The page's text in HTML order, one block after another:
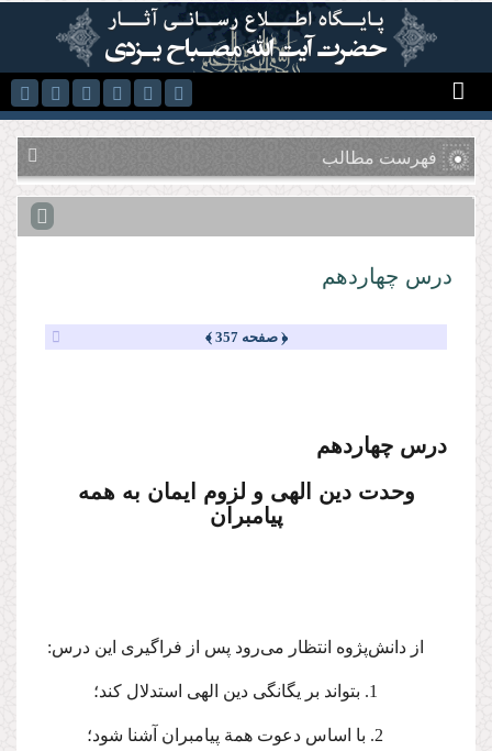
رفتن به محتوای اصلی
فهرست مطالب
درس چهاردهم
﴿ صفحه 357 ﴾
درس چهاردهم
وحدت دین الهی و لزوم ایمان به همه
پیامبران
از دانش‌پژوه انتظار می‌رود پس از فراگیری این درس:
1. بتواند بر یگانگی دین الهی استدلال كند؛
2. با اساس دعوت همة پیامبران آشنا شود؛